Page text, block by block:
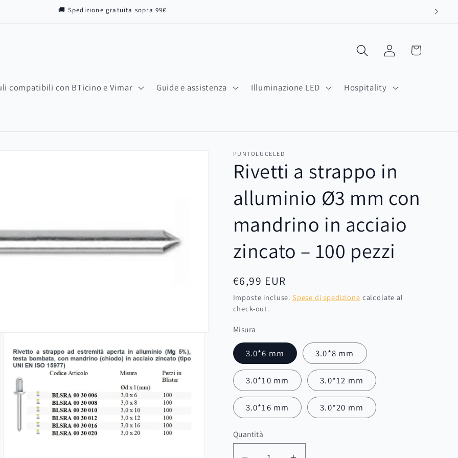
🚚 Spedizione gratuita sopra 99€
compatibili con BTicino e Vimar Guide e assistenza Illuminazione LED Hospitality
Accedi Carrello
PUNTOLUCELED
Rivetti a strappo in
alluminio Ø3 mm con
mandrino in acciaio
zincato – 100 pezzi
Prezzo
di
listino
€6,99 EUR
Imposte incluse. Spese di spedizione calcolate al
check-out.
Misura
3.0*6 mm 3.0*8 mm
3.0*10 mm 3.0*12 mm
3.0*16 mm 3.0*20 mm
Quantità
Quantità